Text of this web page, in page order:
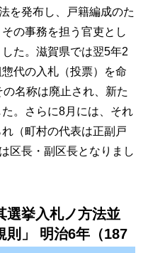
を発布し、戸籍編成のた
の事務を担う官吏とし
た。滋賀県では翌5年2
代の入札（投票）を命
名称は廃止され、新た
。さらに8月には、それ
（町村の代表は正副戸
区長・副区長となりまし
選挙入札ノ方法並
則」 明治6年（187